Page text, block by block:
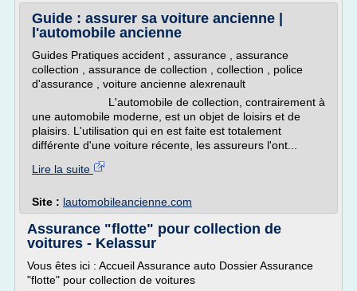
Guide : assurer sa voiture ancienne |
l'automobile ancienne
Guides Pratiques accident , assurance , assurance
collection , assurance de collection , collection , police
d'assurance , voiture ancienne alexrenault
L'automobile de collection, contrairement à
une automobile moderne, est un objet de loisirs et de
plaisirs. L'utilisation qui en est faite est totalement
différente d'une voiture récente, les assureurs l'ont...
Lire la suite
Site : lautomobileancienne.com
Assurance "flotte" pour collection de
voitures - Kelassur
Vous êtes ici : Accueil Assurance auto Dossier Assurance
"flotte" pour collection de voitures